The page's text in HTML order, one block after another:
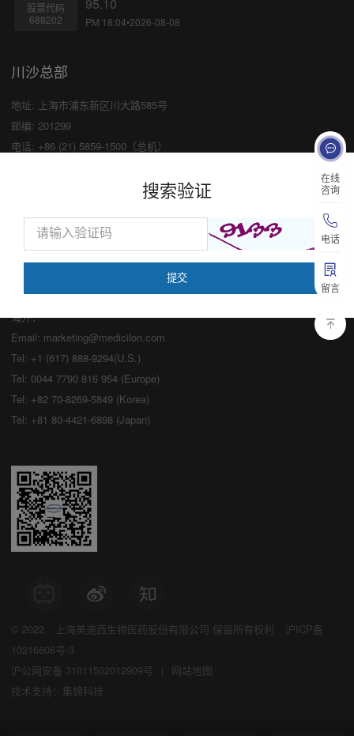
在线
咨询
电话
留言
股票代码
688202
PM 18:04•2026-08-08
川沙总部
地址: 上海市浦东新区川大路585号
邮编: 201299
电话: +86 (21) 5859-1500（总机）
中国：
Email:marketing@medicilon.com
（仅限服务咨询，其他事宜请拨打川沙总部电话）
海外：
Email: marketing@medicilon.com
Tel: +1 (617) 888-9294(U.S.)
Tel: 0044 7790 816 954 (Europe)
Tel: +82 70-8269-5849 (Korea)
Tel: +81 80-4421-6898 (Japan)
© 2022 上海美迪西生物医药股份有限公司 保留所有权利
沪ICP备
10216606号-3
沪公网安备 31011502012909号
|
网站地图
技术支持：集锦科技
×
搜索验证